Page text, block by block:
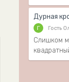
Дурная
Г Гость
Слишком